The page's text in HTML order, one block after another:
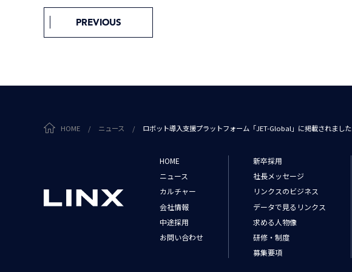
PREVIOUS
HOME / ニュース / ロボット導入支援プラットフォーム「JET-Global」に掲載されました
HOME
ニュース
カルチャー
会社情報
中途採用
お問い合わせ
新卒採用
社長メッセージ
リンクスのビジネス
データで見るリンクス
求める人物像
研修・制度
募集要項